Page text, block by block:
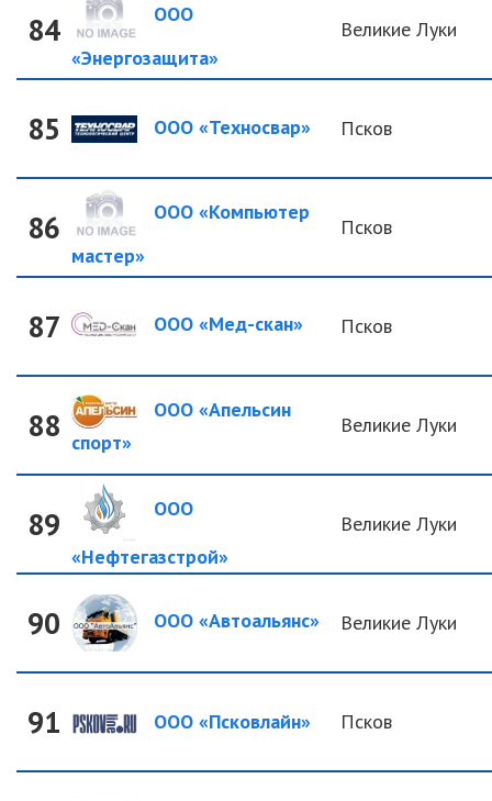
84
ООО
«Энергозащита»
Великие Луки
85 ООО «Техносвар» Псков
86
ООО «Компьютер
мастер»
Псков
87 ООО «Мед-скан» Псков
88
ООО «Апельсин
спорт»
Великие Луки
89
ООО
«Нефтегазстрой»
Великие Луки
90 ООО «Автоальянс» Великие Луки
91 ООО «Псковлайн» Псков